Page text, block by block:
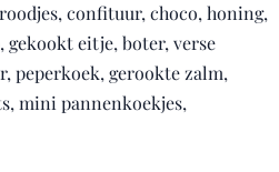
confituur, choco, honing,
gekookt eitje, boter, verse
peperkoek, gerookte zalm,
mini pannenkoekjes,